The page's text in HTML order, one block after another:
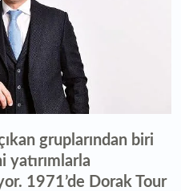
gruplarından biri
yatırımlarla
1971’de Dorak Tour